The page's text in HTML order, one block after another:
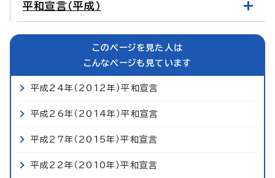
平和宣言（平成）
このページを見た人は
こんなページも見ています
平成24年（2012年）平和宣言
平成26年（2014年）平和宣言
平成27年（2015年）平和宣言
平成22年（2010年）平和宣言